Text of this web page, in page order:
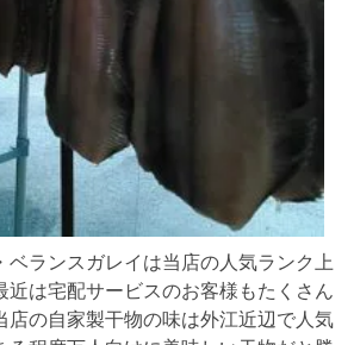
ベランスガレイは当店の人気ランク上
近は宅配サービスのお客様もたくさん
店の自家製干物の味は外江近辺で人気